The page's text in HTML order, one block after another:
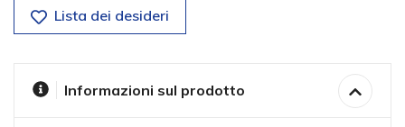
Lista dei desideri
Informazioni sul prodotto